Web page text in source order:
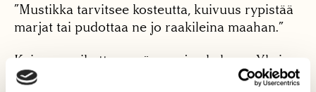
”Mustikka tarvitsee kosteutta, kuivuus rypistää
marjat tai pudottaa ne jo raakileina maahan.”
Kuivuus vaikuttaa myös marjan kokoon. Yksi
marja painaa keskimäärin 0,35 grammaa, ja jos